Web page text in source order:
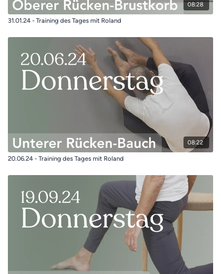
08:28
31.01.24 - Training des Tages mit Roland
08:22
20.06.24 - Training des Tages mit Roland